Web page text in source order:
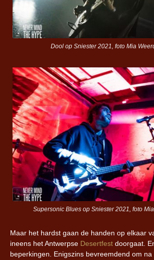
Dool op Sniester 2021, foto Mia
Supersonic Blues op Sniester 2021, foto
Maar het hardst gaan de handen op elkaar
ineens het Antwerpse Desertfest doorgaat.
beperkingen. Enigszins bevreemdend om na